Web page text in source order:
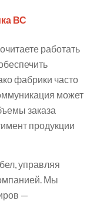
ВС
работать
фабрики часто
может
заказа
продукции
управляя
Мы
—